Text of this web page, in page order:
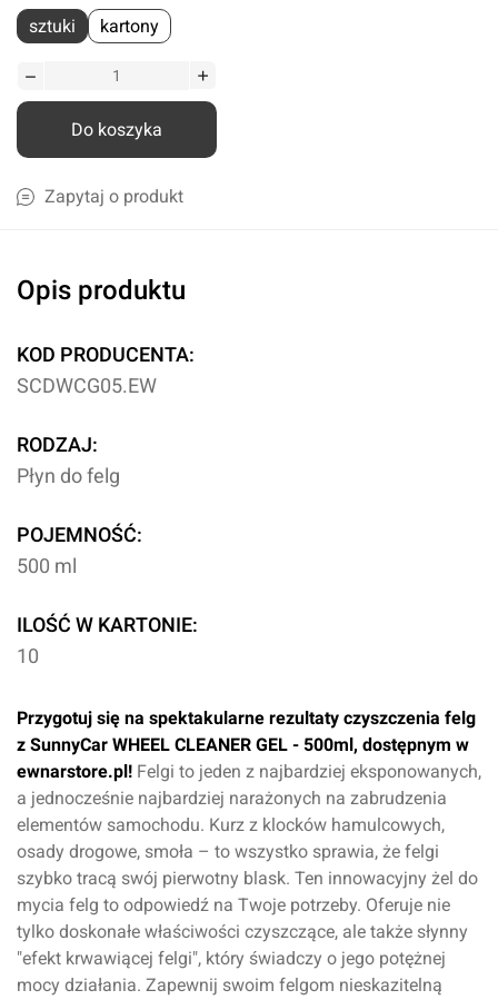
sztuki kartony
Do koszyka
Zapytaj o produkt
Opis produktu
KOD PRODUCENTA:
SCDWCG05.EW
RODZAJ:
Płyn do felg
POJEMNOŚĆ:
500 ml
ILOŚĆ W KARTONIE:
10
Przygotuj się na spektakularne rezultaty czyszczenia felg
z SunnyCar WHEEL CLEANER GEL - 500ml, dostępnym w
ewnarstore.pl! Felgi to jeden z najbardziej eksponowanych,
a jednocześnie najbardziej narażonych na zabrudzenia
elementów samochodu. Kurz z klocków hamulcowych,
osady drogowe, smoła – to wszystko sprawia, że felgi
szybko tracą swój pierwotny blask. Ten innowacyjny żel do
mycia felg to odpowiedź na Twoje potrzeby. Oferuje nie
tylko doskonałe właściwości czyszczące, ale także słynny
"efekt krwawiącej felgi", który świadczy o jego potężnej
mocy działania. Zapewnij swoim felgom nieskazitelną